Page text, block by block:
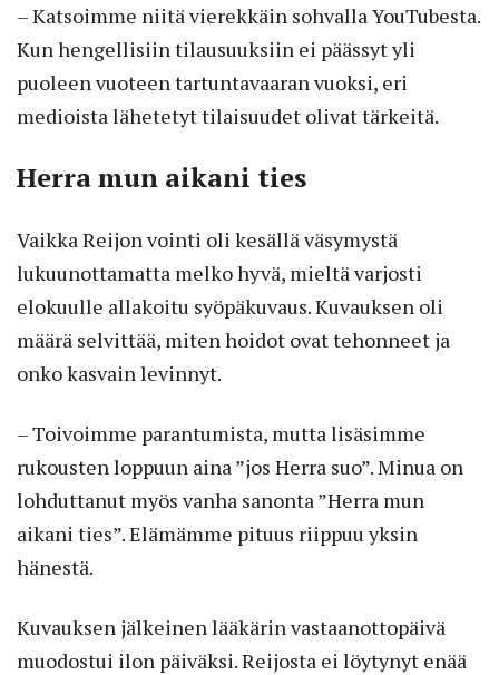
– Katsoimme niitä vierekkäin sohvalla YouTubesta.
Kun hengellisiin tilausuuksiin ei päässyt yli
puoleen vuoteen tartuntavaaran vuoksi, eri
medioista lähetetyt tilaisuudet olivat tärkeitä.
Herra mun aikani ties
Vaikka Reijon vointi oli kesällä väsymystä
lukuunottamatta melko hyvä, mieltä varjosti
elokuulle allakoitu syöpäkuvaus. Kuvauksen oli
määrä selvittää, miten hoidot ovat tehonneet ja
onko kasvain levinnyt.
– Toivoimme parantumista, mutta lisäsimme
rukousten loppuun aina ”jos Herra suo”. Minua on
lohduttanut myös vanha sanonta ”Herra mun
aikani ties”. Elämämme pituus riippuu yksin
hänestä.
Kuvauksen jälkeinen lääkärin vastaanottopäivä
muodostui ilon päiväksi. Reijosta ei löytynyt enää